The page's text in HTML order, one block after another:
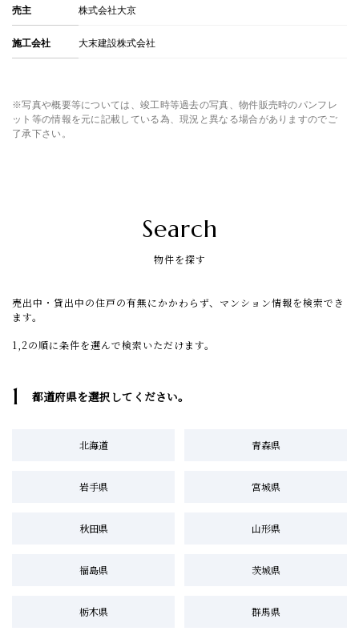
売主 株式会社大京
施工会社 大末建設株式会社
※写真や概要等については、竣工時等過去の写真、物件販売時のパンフレ
ット等の情報を元に記載している為、現況と異なる場合がありますのでご
了承下さい。
Search
物件を探す
売出中・貸出中の住戸の有無にかかわらず、マンション情報を検索でき
ます。
1,2の順に条件を選んで検索いただけます。
1 都道府県を選択してください。
北海道 青森県
岩手県 宮城県
秋田県 山形県
福島県 茨城県
栃木県 群馬県